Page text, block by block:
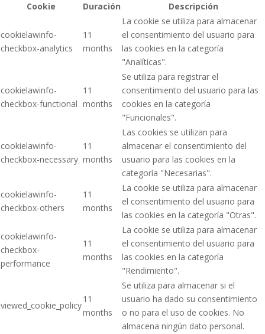
Cookie
Duración Descripción
cookielawinfo-
checkbox-analytics
11
months
La cookie se utiliza para almacenar
el consentimiento del usuario para
las cookies en la categoría
"Analíticas".
cookielawinfo-
checkbox-functional
11
months
Se utiliza para registrar el
consentimiento del usuario para las
cookies en la categoría
"Funcionales".
cookielawinfo-
checkbox-necessary
11
months
Las cookies se utilizan para
almacenar el consentimiento del
usuario para las cookies en la
categoría "Necesarias".
cookielawinfo-
checkbox-others
11
months
La cookie se utiliza para almacenar
el consentimiento del usuario para
las cookies en la categoría "Otras".
cookielawinfo-
checkbox-
performance
11
months
La cookie se utiliza para almacenar
el consentimiento del usuario para
las cookies en la categoría
"Rendimiento".
viewed_cookie_policy
11
months
Se utiliza para almacenar si el
usuario ha dado su consentimiento
o no para el uso de cookies. No
almacena ningún dato personal.